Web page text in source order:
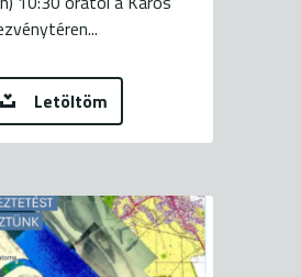
Letöltöm